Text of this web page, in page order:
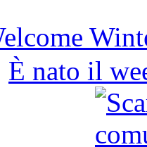
È nato il